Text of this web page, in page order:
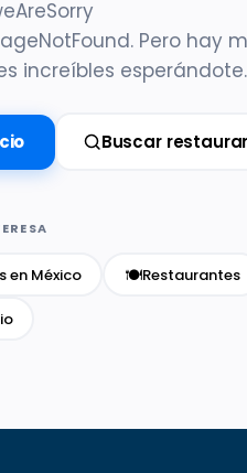
Pero hay
increíbles esperándote.
Buscar
en México 🍽️Restaurantes